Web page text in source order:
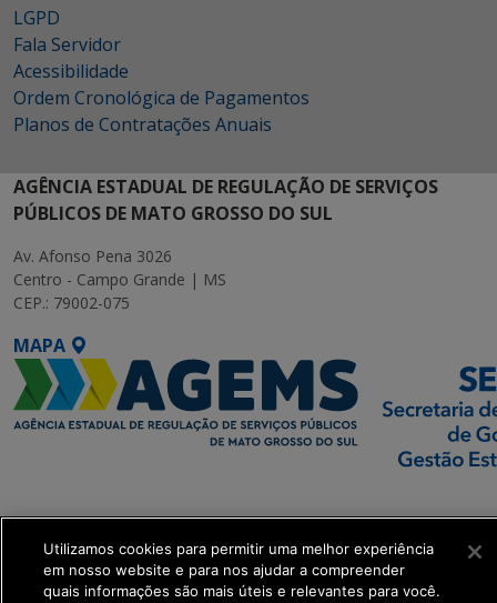
LGPD
Fala Servidor
Acessibilidade
Ordem Cronológica de Pagamentos
Planos de Contratações Anuais
AGÊNCIA ESTADUAL DE REGULAÇÃO DE SERVIÇOS
PÚBLICOS DE MATO GROSSO DO SUL
Av. Afonso Pena 3026
Centro - Campo Grande | MS
CEP.: 79002-075
MAPA
Executiva de
Transformação Digital
Utilizamos cookies para permitir uma melhor experiência
em nosso website e para nos ajudar a compreender
quais informações são mais úteis e relevantes para você.